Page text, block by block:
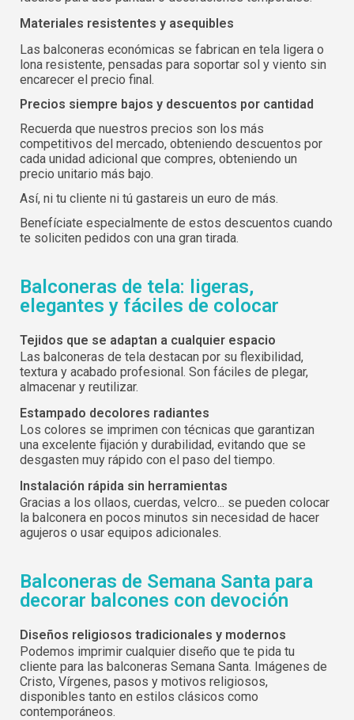
Contraseña:
Recordar contraseña:
Acceder
Recuperar contraseña
Português
Français
Deutsch
Italiano
Sverige
Slovenija
Finnish
Slovenčina (Slovak)
Norway
Materiales resistentes y asequibles
Las balconeras económicas se fabrican en tela ligera o
lona resistente, pensadas para soportar sol y viento sin
encarecer el precio final.
Precios siempre bajos y descuentos por cantidad
Recuerda que nuestros precios son los más
competitivos del mercado, obteniendo descuentos por
cada unidad adicional que compres, obteniendo un
precio unitario más bajo.
Así, ni tu cliente ni tú gastareis un euro de más.
Benefíciate especialmente de estos descuentos cuando
te soliciten pedidos con una gran tirada.
Balconeras de tela: ligeras,
elegantes y fáciles de colocar
Tejidos que se adaptan a cualquier espacio
Las balconeras de tela destacan por su flexibilidad,
textura y acabado profesional. Son fáciles de plegar,
almacenar y reutilizar.
Estampado decolores radiantes
Los colores se imprimen con técnicas que garantizan
una excelente fijación y durabilidad, evitando que se
desgasten muy rápido con el paso del tiempo.
Instalación rápida sin herramientas
Gracias a los ollaos, cuerdas, velcro... se pueden colocar
la balconera en pocos minutos sin necesidad de hacer
agujeros o usar equipos adicionales.
Balconeras de Semana Santa para
decorar balcones con devoción
Diseños religiosos tradicionales y modernos
Podemos imprimir cualquier diseño que te pida tu
cliente para las balconeras Semana Santa. Imágenes de
Cristo, Vírgenes, pasos y motivos religiosos,
disponibles tanto en estilos clásicos como
contemporáneos.
Espere, por favor